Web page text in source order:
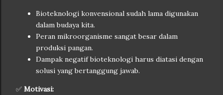
Bioteknologi konvensional sudah lama digunakan
dalam budaya kita.
Peran mikroorganisme sangat besar dalam
produksi pangan.
Dampak negatif bioteknologi harus diatasi dengan
solusi yang bertanggung jawab.
✅ Motivasi: